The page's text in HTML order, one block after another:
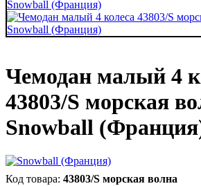
Чемодан малый 4
43803/S морская
Snowball
43803/S морская волна